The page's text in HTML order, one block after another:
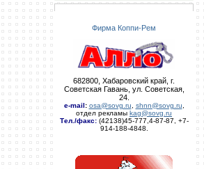
Фирма Коппи-Рем
682800, Хабаровский край, г.
Советская Гавань, ул. Советская,
24.
e-mail: osa@sovg.ru shnn@sovg.ru
отдел рекламы kag@sovg.ru
Тел./факс:(42138)45-777,4-87-87, +7-
914-188-4848.